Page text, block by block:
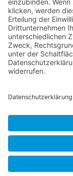
Alle Rechte
Kontakt AGB